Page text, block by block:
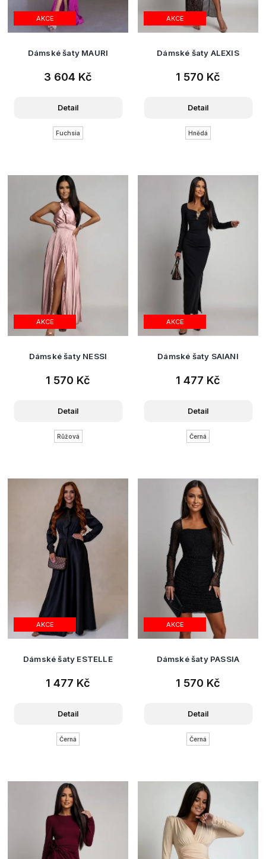
AKCE
Dámské šaty MAURI
3 604 Kč
Detail
Fuchsia
AKCE
Dámské šaty ALEXIS
1 570 Kč
Detail
Hnědá
AKCE
Dámské šaty NESSI
1 570 Kč
Detail
Růžová
AKCE
Dámské šaty SAIANI
1 477 Kč
Detail
Černá
AKCE
Dámské šaty ESTELLE
1 477 Kč
Detail
Černá
AKCE
Dámské šaty PASSIA
1 570 Kč
Detail
Černá